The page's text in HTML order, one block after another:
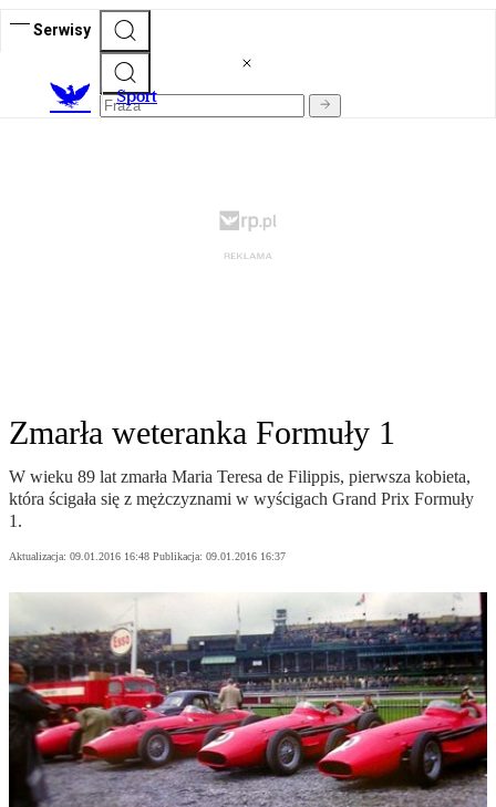
Serwisy
Sport
Zmarła weteranka Formuły 1
W wieku 89 lat zmarła Maria Teresa de Filippis, pierwsza kobieta,
która ścigała się z mężczyznami w wyścigach Grand Prix Formuły
1.
Aktualizacja: 09.01.2016 16:48 Publikacja: 09.01.2016 16:37